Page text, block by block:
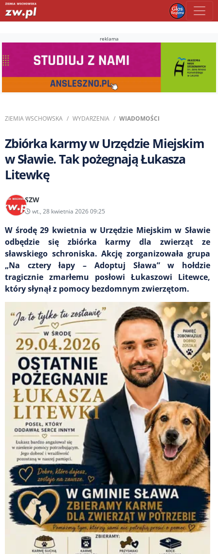
reklama
ZIEMIA WSCHOWSKA WYDARZENIA WIADOMOŚCI
Zbiórka karmy w Urzędzie Miejskim
w Sławie. Tak pożegnają Łukasza
Litewkę
SZW
wt., 28 kwietnia 2026 09:25
W środę 29 kwietnia w Urzędzie Miejskim w Sławie
odbędzie się zbiórka karmy dla zwierząt ze
sławskiego schroniska. Akcję zorganizowała grupa
„Na cztery łapy – Adoptuj Sława” w hołdzie
tragicznie zmarłemu posłowi Łukaszowi Litewce,
który słynął z pomocy bezdomnym zwierzętom.